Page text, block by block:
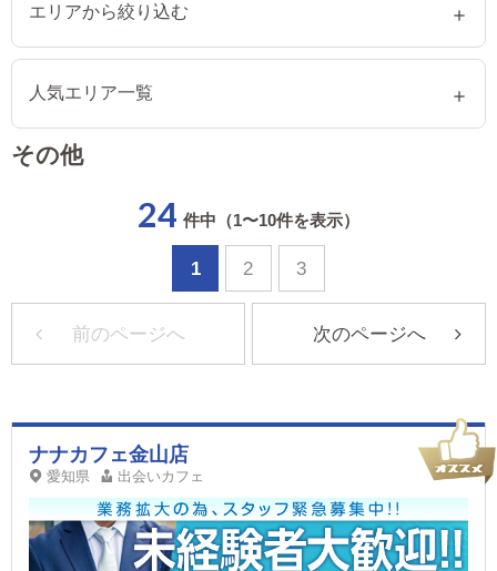
エリアから絞り込む
人気エリア一覧
その他
24 件中（1〜10件を表示）
1 2 3
前のページへ 次のページへ
ナナカフェ金山店
愛知県 出会いカフェ